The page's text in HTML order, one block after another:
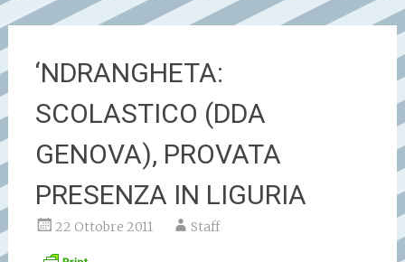
‘NDRANGHETA:
SCOLASTICO (DDA
GENOVA), PROVATA
PRESENZA IN LIGURIA
22 Ottobre 2011 Staff